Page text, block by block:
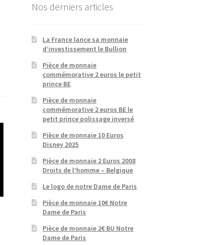
Nos derniers articles
La France lance sa monnaie
d’investissement le Bullion
Pièce de monnaie
commémorative 2 euros le petit
prince BE
Pièce de monnaie
commémorative 2 euros BE le
petit prince polissage inversé
Pièce de monnaie 10 Euros
Disney 2025
Pièce de monnaie 2 Euros 2008
Droits de l’homme – Belgique
Le logo de notre Dame de Paris
Pièce de monnaie 10€ Notre
Dame de Paris
Pièce de monnaie 2€ BU Notre
Dame de Paris